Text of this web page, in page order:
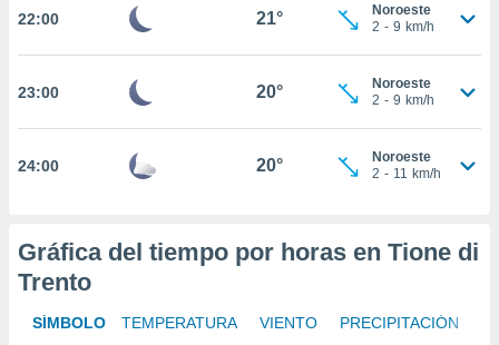
para
o
aunque
no
web a
abono
22:00 21°
Noroeste
2 - 9 km/h
23:00 20°
Noroeste
2 - 9 km/h
24:00 20°
Noroeste
2 - 11 km/h
Gráfica del tiempo por horas en Tione di
Trento
SÍMBOLO TEMPERATURA VIENTO PRECIPITACIÓN